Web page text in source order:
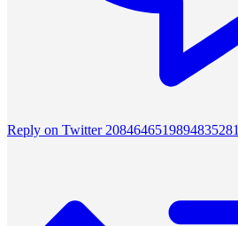
Reply on Twitter 2084646519894835281